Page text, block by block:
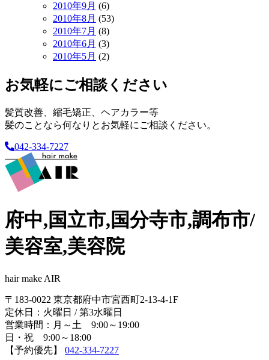
2010年9月 (6)
2010年8月 (53)
2010年7月 (8)
2010年6月 (3)
2010年5月 (2)
お気軽にご相談ください
髪質改善、縮毛矯正、ヘアカラー等
髪のことなら何なりとお気軽にご相談ください。
042-334-7227
府中,国立市,国分寺市,調布市/
美容室,美容院
hair make AIR
〒183-0022 東京都府中市宮西町2-13-4-1F
定休日：火曜日 / 第3水曜日
営業時間：月～土 9:00～19:00
日・祝 9:00～18:00
【予約優先】 042-334-7227